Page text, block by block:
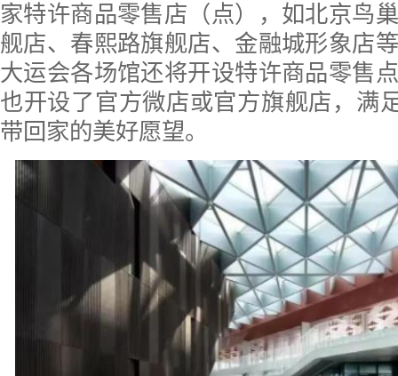
家特许商品零售店（点），如北京鸟
舰店、春熙路旗舰店、金融城形象店
大运会各场馆还将开设特许商品零售
也开设了官方微店或官方旗舰店，满
带回家的美好愿望。